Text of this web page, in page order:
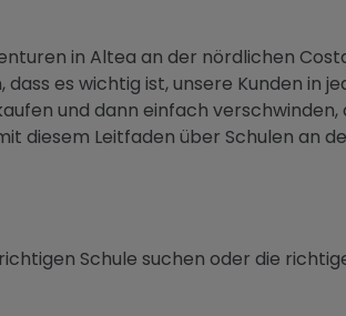
in Altea an der nördlichen
es wichtig ist, unsere Kunden in
und dann einfach
diesem Leitfaden über Schulen an
Schule suchen oder die